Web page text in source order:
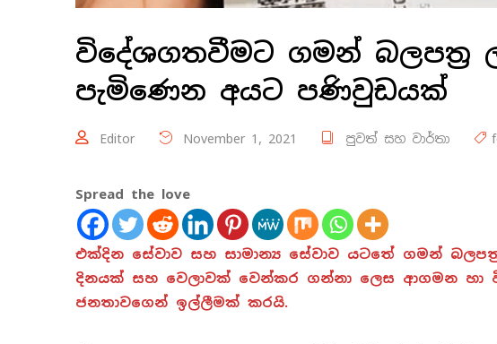
විදේශගතවීමට ගමන් බලපත්‍ර
පැමිණෙන අයට පණිවුඩයක්
Editor November 1, 2021 පුවත් සහ වාර්තා
Spread the love
එක්දින සේවාව සහ සාමාන්‍ය සේවාව යටතේ ගමන්
දිනයක් සහ වෙලාවක් වෙන්කර ගන්නා ලෙස ආගමන හා
ජනතාවගෙන් ඉල්ලීමක් කරයි.